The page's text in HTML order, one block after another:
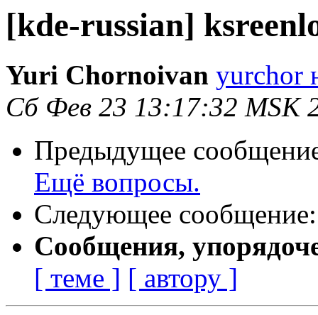
[kde-russian]
Yuri Chornoivan yurchor
Сб Фев 23 13:17:32 MSK
Предыдущее
Ещё вопросы.
Следующее
Сообщения,
[ теме ] [ автору ]